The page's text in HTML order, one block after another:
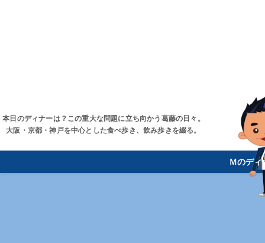
本日のディナーは？この重大な問題に立ち向かう葛藤の日々。
大阪・京都・神戸を中心とした食べ歩き、飲み歩きを綴る。
Ｍのディ